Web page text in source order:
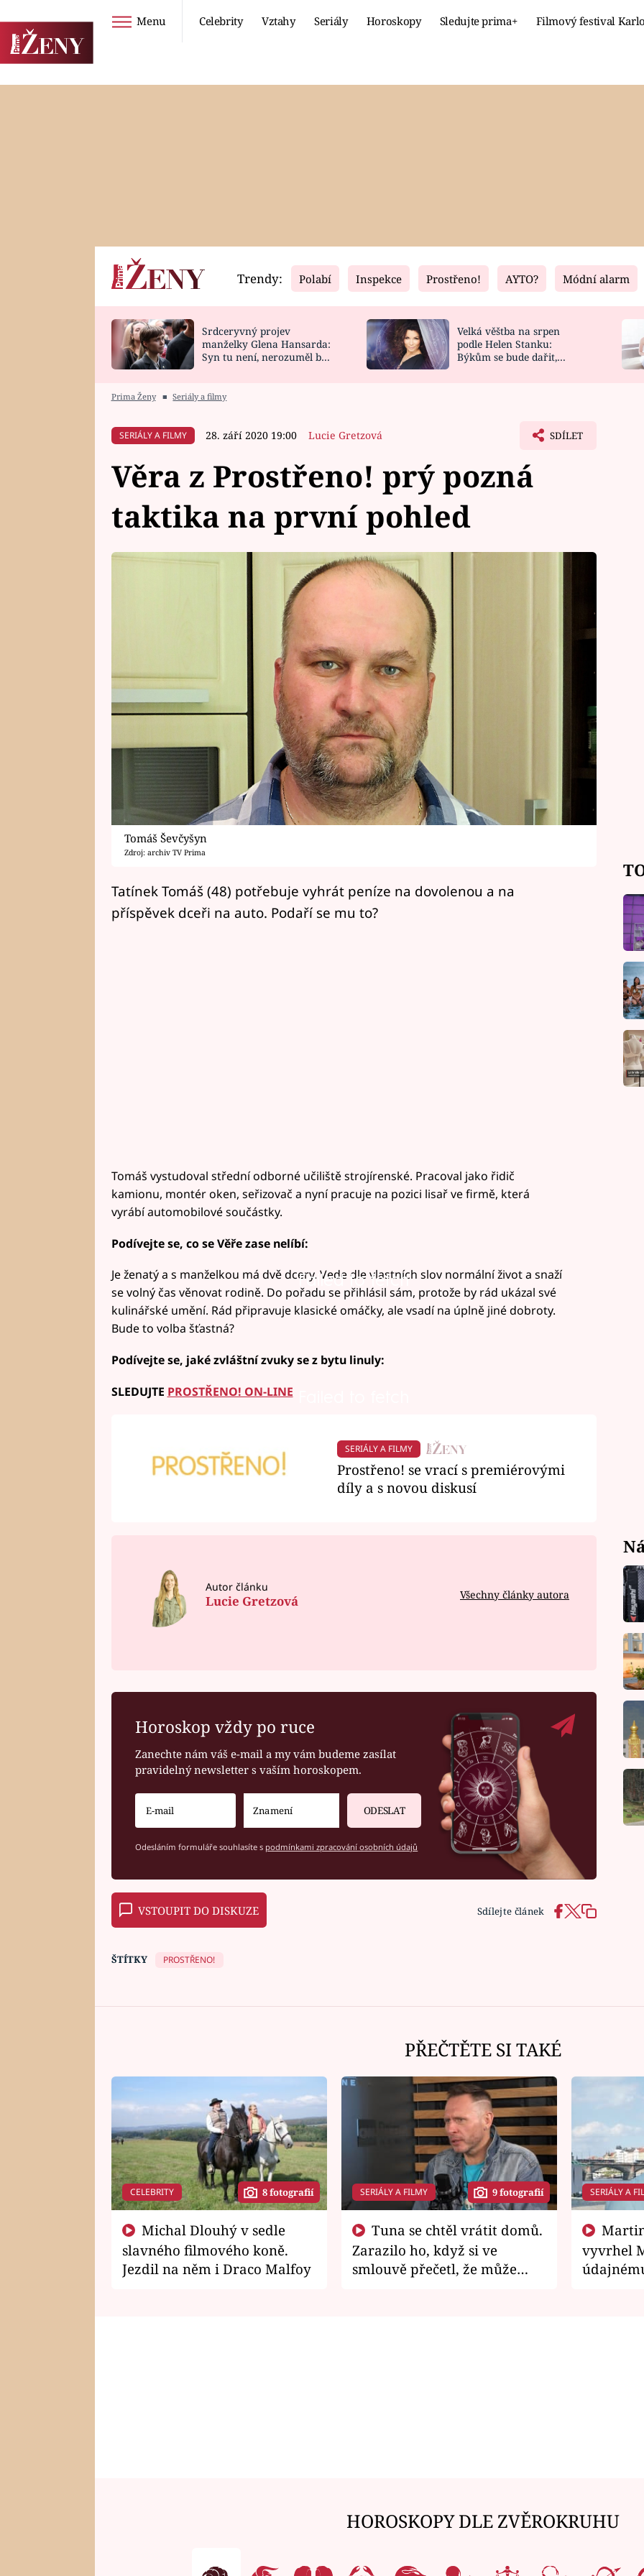
Menu Celebrity Vztahy Seriály Horoskopy Sledujte prima+ Filmový festival
Horoskopy
HOROSKOP NA
Video
CELEBRITY
VAŘENÍ
Fresh
NOVINKY
VIDEORECEPTY
Living
DESIGN
Trendy: Polabí Inspekce Prostřeno! AYTO? Módní alarm
Srdceryvný projev
manželky Glena Hansarda:
Syn tu není, nerozuměl by
Velká věštba na srpen
podle Helen Stanku:
Býkům se bude dařit,
Prima Ženy ■ Seriály a filmy
SERIÁLY A FILMY 28. září 2020 19:00 Lucie Gretzová SDÍLET
Věra z Prostřeno! prý pozná
taktika na první pohled
Tomáš Ševčyšyn
Zdroj: archiv TV Prima
Tatínek Tomáš (48) potřebuje vyhrát peníze na dovolenou a na
příspěvek dceři na auto. Podaří se mu to?
Tomáš vystudoval střední odborné učiliště strojírenské. Pracoval jako řidič
kamionu, montér oken, seřizovač a nyní pracuje na pozici lisař ve firmě, která
vyrábí automobilové součástky.
Podívejte se, co se Věře zase nelíbí:
Failed to fetch
Je ženatý a s manželkou má dvě dcery. Vede dle vlastních slov normální život a snaží
se volný čas věnovat rodině. Do pořadu se přihlásil sám, protože by rád ukázal své
kulinářské umění. Rád připravuje klasické omáčky, ale vsadí na úplně jiné dobroty.
Bude to volba šťastná?
Podívejte se, jaké zvláštní zvuky se z bytu linuly:
SLEDUJTE PROSTŘENO! ON-LINE
SERIÁLY A FILMY
Prostřeno! se vrací s premiérovými
díly a s novou diskusí
Autor článku
Lucie Gretzová Všechny články autora
Horoskop vždy po ruce
Zanechte nám váš e-mail a my vám budeme zasílat
pravidelný newsletter s vaším horoskopem.
ODESLAT
Odesláním formuláře souhlasíte s podmínkami zpracování osobních údajů
VSTOUPIT DO DISKUZE Sdílejte článek
ŠTÍTKY PROSTŘENO!
PŘEČTĚTE SI TAKÉ
CELEBRITY 8 fotografií
slavného filmového koně.
Jezdil na něm i Draco Malfoy
SERIÁLY A FILMY 9 fotografií
Zarazilo ho, když si ve
smlouvě přečetl, že může
SERIÁLY A
vyvrhel
HOROSKOPY DLE ZVĚROKRUHU